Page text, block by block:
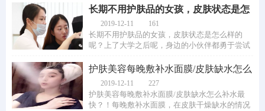
长期不用护肤品的女孩，皮肤状态是怎
么样的呢
2019-12-11 161
长期不用护肤品的女孩，皮肤状态是怎么样的
呢？上了大学之后呢，身边的小伙伴都勇于尝试
护肤美容每晚敷补水面膜/皮肤缺水怎么
补水最快
2019-12-11 227
护肤美容每晚敷补水面膜/皮肤缺水怎么补水最
快？！每晚敷补水面膜，在皮肤干燥缺水的情况